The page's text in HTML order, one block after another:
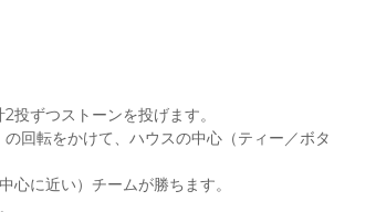
ずつストーンを投げます。
回転をかけて、ハウスの中心（ティー／ボタ
心に近い）チームが勝ちます。